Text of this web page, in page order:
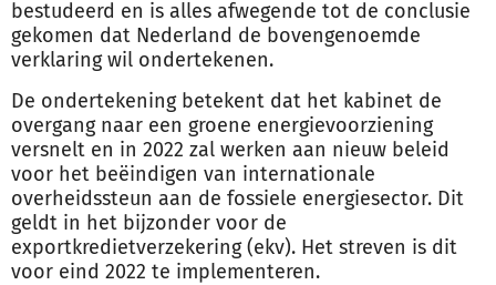
bestudeerd en is alles afwegende tot de conclusie
gekomen dat Nederland de bovengenoemde
verklaring wil ondertekenen.
De ondertekening betekent dat het kabinet de
overgang naar een groene energievoorziening
versnelt en in 2022 zal werken aan nieuw beleid
voor het beëindigen van internationale
overheidssteun aan de fossiele energiesector. Dit
geldt in het bijzonder voor de
exportkredietverzekering (ekv). Het streven is dit
voor eind 2022 te implementeren.